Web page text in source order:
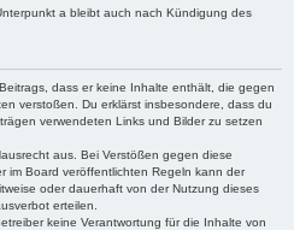
a bleibt auch nach Kündigung des
dass er keine Inhalte enthält, die gegen
verstoßen. Du erklärst insbesondere, dass du
verwendeten Links und Bilder zu setzen
aus. Bei Verstößen gegen diese
im Board veröffentlichten Regeln kann der
oder dauerhaft von der Nutzung dieses
erteilen.
keine Verantwortung für die Inhalte von